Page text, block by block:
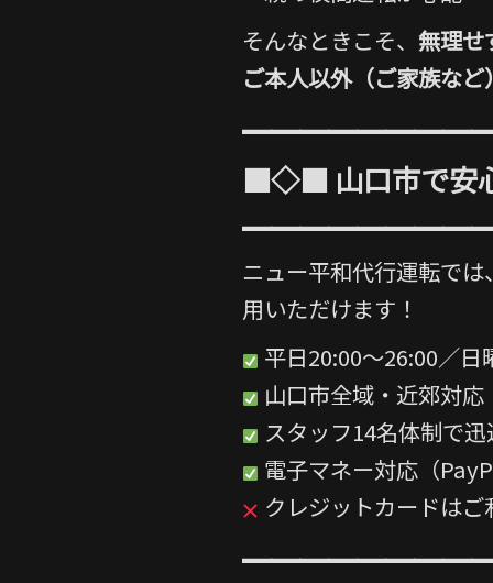
そんなときこそ、 無理せ
ご本人以外（ご家族な
■◇■ 山口市で安
ニュー平和代行運転で
用いただけます！
平日20:00〜26:00／日
山口市全域・近郊対応
スタッフ14名体制で
電子マネー対応（
クレジットカードは